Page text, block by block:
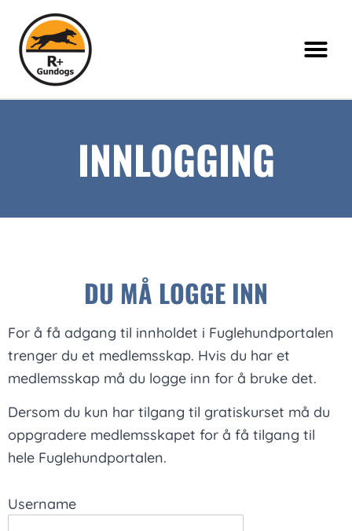
INNLOGGING
DU MÅ LOGGE INN
For å få adgang til innholdet i Fuglehundportalen
trenger du et medlemsskap. Hvis du har et
medlemsskap må du logge inn for å bruke det.
Dersom du kun har tilgang til gratiskurset må du
oppgradere medlemsskapet for å få tilgang til
hele Fuglehundportalen.
Username